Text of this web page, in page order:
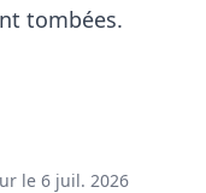
tombées.
le 6 juil. 2026